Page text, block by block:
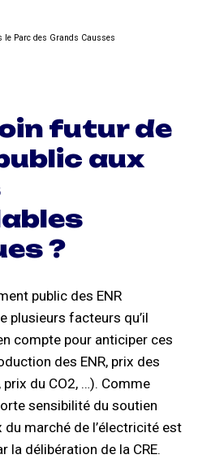
le Parc des Grands Causses
futur de
aux
?
public des ENR
plusieurs facteurs qu’il
compte pour anticiper ces
des ENR, prix des
prix du CO2, …). Comme
sensibilité du soutien
du marché de l’électricité est
la délibération de la CRE.